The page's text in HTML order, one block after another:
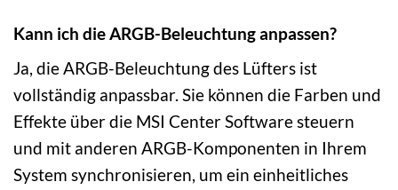
Kann ich die ARGB-Beleuchtung anpassen?
Ja, die ARGB-Beleuchtung des Lüfters ist
vollständig anpassbar. Sie können die Farben und
Effekte über die MSI Center Software steuern
und mit anderen ARGB-Komponenten in Ihrem
System synchronisieren, um ein einheitliches